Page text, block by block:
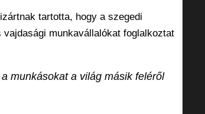
tartotta, hogy a szegedi
munkavállalókat foglalkoztat
munkásokat a világ másik feléről